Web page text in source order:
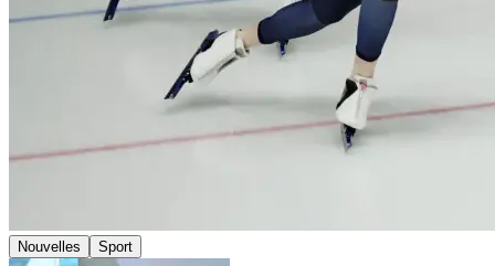
Nouvelles Sport